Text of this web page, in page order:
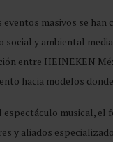
eventos masivos se
social y ambiental
entre HEINEKEN
hacia modelos
espectáculo musical, el
y aliados